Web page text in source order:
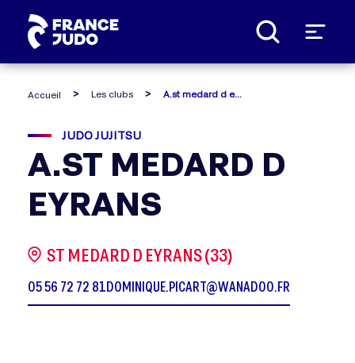
Accueil Les clubs A.st medard d eyrans
JUDO JUJITSU
A.ST MEDARD D
EYRANS
ST MEDARD D EYRANS (33)
05 56 72 72 81DOMINIQUE.PICART@WANADOO.FR